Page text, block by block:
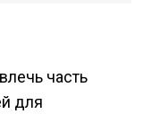
часть
для